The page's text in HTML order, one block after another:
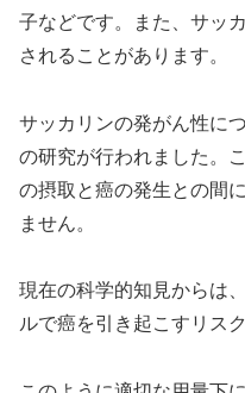
子などです。また、サッ
されることがあります。
サッカリンの発がん性に
の研究が行われました。
の摂取と癌の発生との間
ません。
現在の科学的知見からは
ルで癌を引き起こすリス